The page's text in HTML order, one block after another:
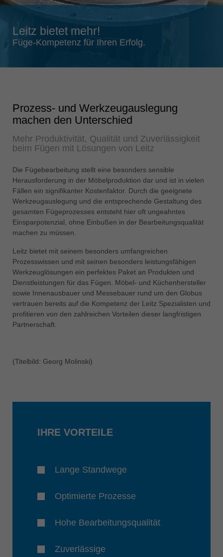
Slovenija
Suomi
english
türkçe
english
Việt Nam
tiếng việt
中国
中文
Україна
yкраїнська
Leitz bietet mehr!
Füge-Kompetenz für Ihren Erfolg.
Prozess- und Werkzeugauslegung
machen den Unterschied
Mehr Produktivität, Qualität und Zuverlässigkeit
beim Fügen mit Lösungen von Leitz
Die Fügebearbeitung stellt eine besonders sensible
Herausforderung in der Möbelproduktion dar und ist in vielen
Fällen ein signifikanter Kostenfaktor. Durch die geeignete
Werkzeugauslegung und die entsprechende Gestaltung des
gesamten Fügeprozesses entsteht hier oft ungeahntes
Einsparpotenzial, ohne Einbußen in der Bearbeitungsqualität
machen zu müssen.
Leitz bietet mit seinem besonders umfangreichen
Prozesswissen und mit seinen besonders leistungsfähigen
Werkzeuglösungen ein perfektes Paket an Produkten und
Dienstleistungen für das Fügen. Möbel- und Küchenhersteller
sowie Innenausbauer und Messebauer rund um den Globus
vertrauen bereits auf die Kompetenz der Leitz Spezialisten und
profitieren von den zahlreichen Vorteilen dieser langfristigen
Partnerschaft.
(Titelbild: Georg Molinski)
IHRE VORTEILE
Lange Standwege
Optimierte Prozesse
Hohe Bearbeitungsqualität
Zuverlässige